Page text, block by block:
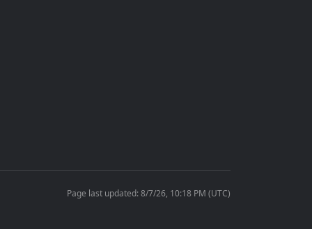
Page last updated: 8/7/26, 10:18 PM (UTC)